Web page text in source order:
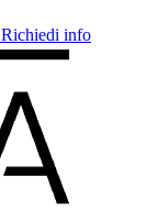
Richiedi info